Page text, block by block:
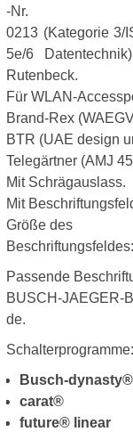
-Nr.
0213 (Kategorie 3/
5e/6
Rutenbeck.
Für WLAN-
Brand-Rex
BTR (UAE design
Telegärtner (AMJ
Mit Schrägauslass.
Mit
Größe des
Passende
BUSCH-JAEGER-
de.
Schalterprogramme:
Busch-dynasty®
carat®
future® linear